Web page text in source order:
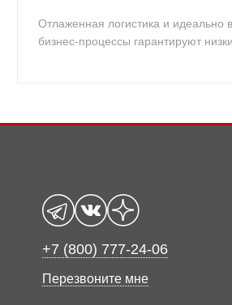
Отлаженная логистика и идеально
бизнес-процессы гарантируют
+7 (800) 777-24-06
Перезвоните мне